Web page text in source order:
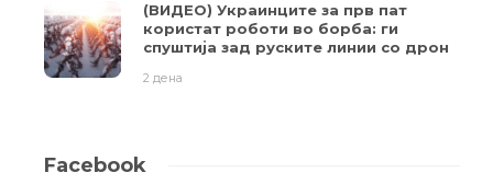
(ВИДЕО) Украинците за прв пат
користат роботи во борба: ги
спуштија зад руските линии со дрон
2 дена
Facebook